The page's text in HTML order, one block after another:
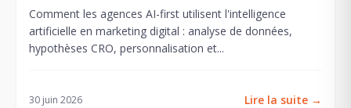
Comment les agences AI-first utilisent l'intelligence
artificielle en marketing digital : analyse de données,
hypothèses CRO, personnalisation et...
30 juin 2026 Lire la suite →